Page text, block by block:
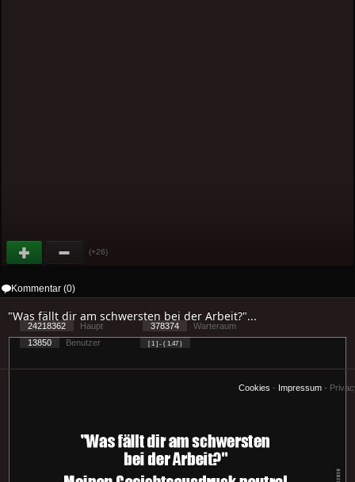
(+26)
Kommentar (0)
"Was fällt dir am schwersten bei der Arbeit?"...
24218362 Haupt 378374
Warteraum
13850
Benutzer [ 1 ] - ( 1.47 )
Cookies - Impressum -